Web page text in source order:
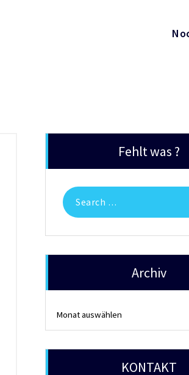
Fehlt was ?
Search
for:
Archiv
KONTAKT